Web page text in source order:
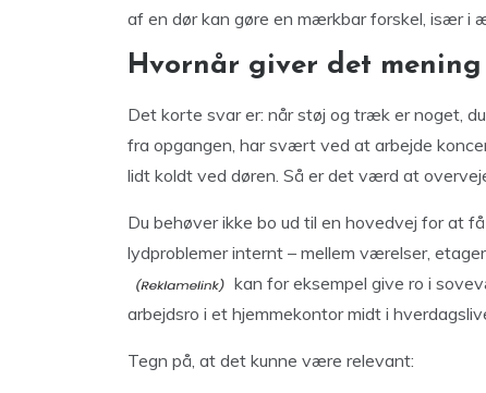
af en dør kan gøre en mærkbar forskel, især i
Hvornår giver det
Det korte svar er: når støj og træk er noget,
fra opgangen, har svært ved at arbejde
lidt koldt ved døren. Så er det værd at
Du behøver ikke bo ud til en hovedvej for at
lydproblemer internt – mellem værelser,
kan for eksempel give ro i
arbejdsro i et hjemmekontor midt i
Tegn på, at det kunne være relevant: